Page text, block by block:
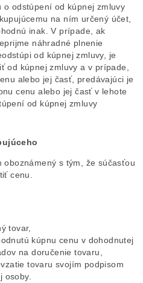
odstúpení od kúpnej zmluvy
na ním určený účet,
inak. V prípade, ak
náhradné plnenie
od kúpnej zmluvy, je
od kúpnej zmluvy a v prípade,
alebo jej časť, predávajúci je
cenu alebo jej časť v lehote
od kúpnej zmluvy
s tým, že súčasťou
cenu.
tovar,
kúpnu cenu v dohodnutej
na doručenie tovaru,
tovaru svojím podpisom
osoby.